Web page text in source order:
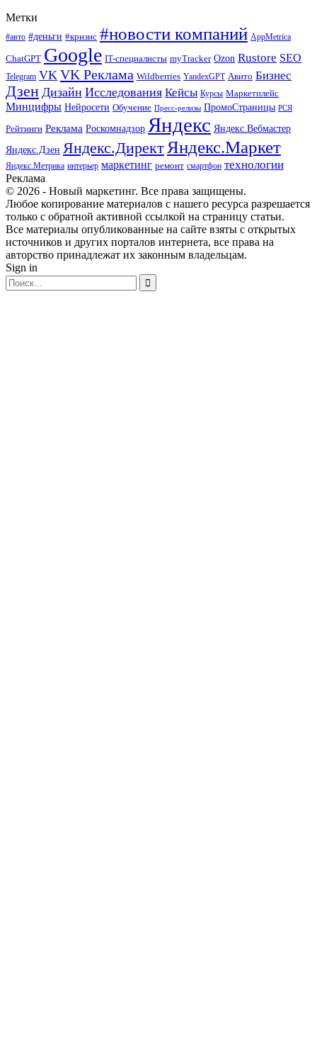
Метки
#авто #деньги #кризис #новости компаний AppMetrica
ChatGPT Google IT-специалисты myTracker Ozon Rustore SEO
Telegram VK VK Реклама Wildberries YandexGPT Авито Бизнес
Дзен Дизайн Исследования Кейсы Курсы Маркетплейс
Минцифры Нейросети Обучение Пресс-релизы ПромоСтраницы РСЯ
Рейтинги Реклама Роскомнадзор Яндекс Яндекс.Вебмастер
Яндекс.Дзен Яндекс.ДиректЯндекс.Маркет
Яндекс.Метрика интерьер маркетинг ремонт смартфон технологии
Реклама
© 2026 - Новый маркетинг. Все права защищены.
Любое копирование материалов с нашего ресурса разрешается
только с обратной активной ссылкой на страницу статьи.
Все материалы опубликованные на сайте взяты с открытых
источников и других порталов интернета, все права на
авторство принадлежат их законным владельцам.
Sign in